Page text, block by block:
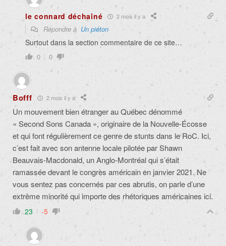
le connard déchaîné 2 mois il y a
Répondre à Un piéton
Surtout dans la section commentaire de ce site…
0 0
Bofff 2 mois il y a
Un mouvement bien étranger au Québec dénommé
« Second Sons Canada », originaire de la Nouvelle-Écosse
et qui font régulièrement ce genre de stunts dans le RoC. Ici,
c’est fait avec son antenne locale pilotée par Shawn
Beauvais-Macdonald, un Anglo-Montréal qui s’était
ramassée devant le congrès américain en janvier 2021. Ne
vous sentez pas concernés par ces abrutis, on parle d’une
extrême minorité qui importe des rhétoriques américaines ici.
23 -5